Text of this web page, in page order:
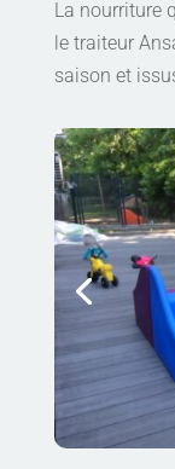
La nourriture
le traiteur
saison et